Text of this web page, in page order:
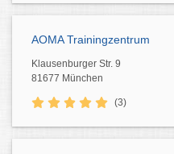
AOMA Trainingzentrum
Klausenburger Str. 9
81677 München
(3)